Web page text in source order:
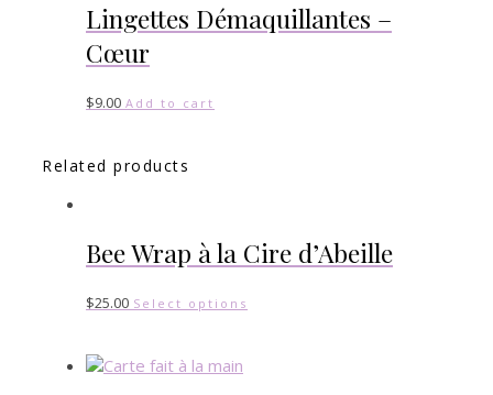
Lingettes Démaquillantes –
Cœur
$9.00 Add to cart
Related products
Bee Wrap à la Cire d’Abeille
$25.00 Select options